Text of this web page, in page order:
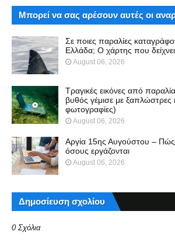
Μπορεί να σας αρέσουν αυτές οι
Σε ποιες παραλίες
Ελλάδα; Ο χάρτης που
August 06, 2026
Τραγικές εικόνες από
βυθός γέμισε με ξαπλώστρες
φωτογραφίες)
August 06, 2026
Αργία 15ης Αυγούστου –
όσους εργάζονται
August 06, 2026
Δημοσίευση σχολίου
0 Σχόλια